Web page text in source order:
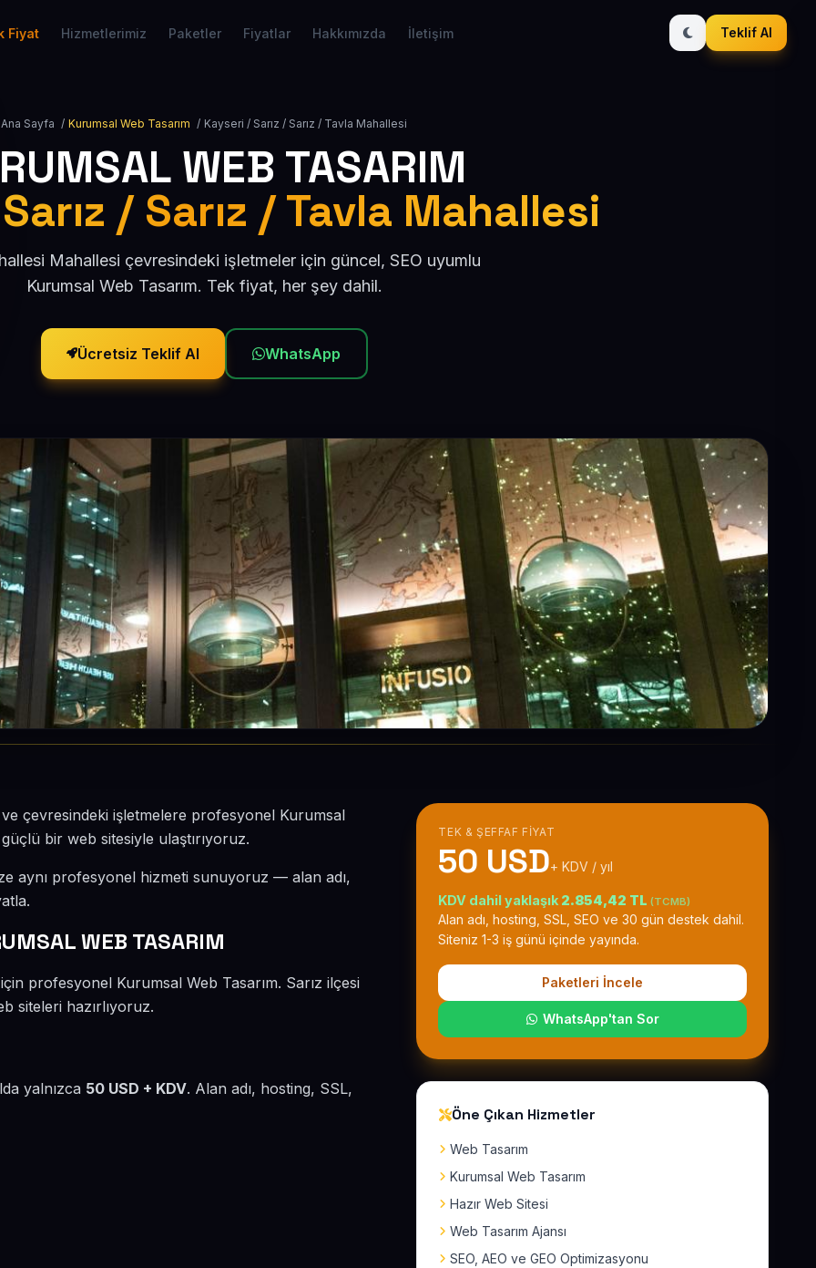
Fiyat Hizmetlerimiz Paketler Fiyatlar Hakkımızda İletişim Teklif Al
Ana Sayfa / Kurumsal Web Tasarım / Kayseri / Sarız / Sarız / Tavla Mahallesi
WEB TASARIM
/ Sarız / Tavla Mahallesi
Mahallesi çevresindeki işletmeler için güncel, SEO uyumlu
Kurumsal Web Tasarım. Tek fiyat, her şey dahil.
Ücretsiz Teklif Al WhatsApp
çevresindeki işletmelere profesyonel Kurumsal
bir web sitesiyle ulaştırıyoruz.
aynı profesyonel hizmeti sunuyoruz — alan adı,
WEB TASARIM
profesyonel Kurumsal Web Tasarım. Sarız ilçesi
siteleri hazırlıyoruz.
yalnızca 50 USD + KDV. Alan adı, hosting, SSL,
TEK & ŞEFFAF FIYAT
50 USD+ KDV / yıl
KDV dahil yaklaşık 2.854,42 TL (TCMB)
Alan adı, hosting, SSL, SEO ve 30 gün destek dahil.
Siteniz 1-3 iş günü içinde yayında.
Paketleri İncele
WhatsApp'tan Sor
Öne Çıkan Hizmetler
Web Tasarım
Kurumsal Web Tasarım
Hazır Web Sitesi
Web Tasarım Ajansı
SEO, AEO ve GEO Optimizasyonu